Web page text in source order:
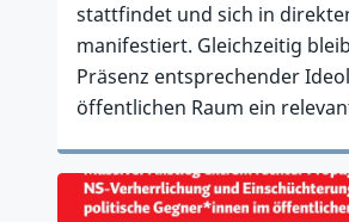
stattfindet und sich in
manifestiert. Gleichzeitig
Präsenz entsprechender
öffentlichen Raum ein
Zum Artikel